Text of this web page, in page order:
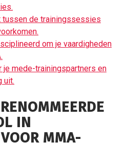
tussen de trainingssessies
om je vaardigheden
je mede-trainingspartners en
uit.
IN
MMA-